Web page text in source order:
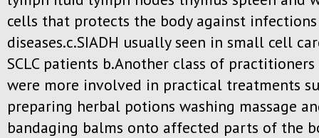
cells that protects the body against
diseases.c.SIADH usually seen in small cell
SCLC patients b.Another class of practitioners
were more involved in practical treatments
preparing herbal potions washing massage
bandaging balms onto affected parts of the